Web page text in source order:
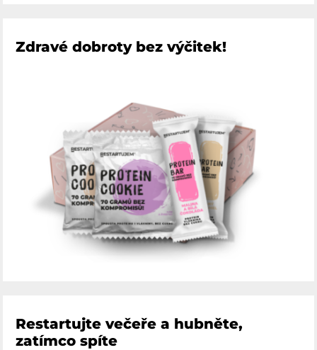
Zdravé dobroty bez výčitek!
Restartujte večeře a hubněte,
zatímco spíte